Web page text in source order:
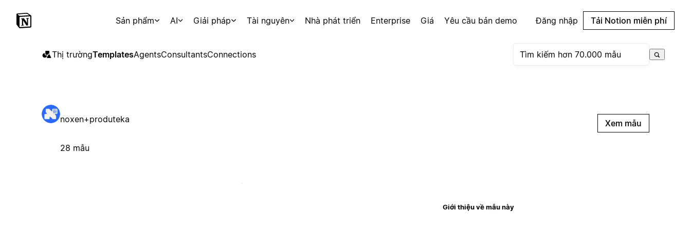
Sản phẩm AI Giải pháp Tài nguyên Nhà phát triển Enterprise Giá Yêu cầu bản demo Đăng nhập Tải Notion miễn phí
Thị trườngTemplatesAgentsConsultantsConnections
noxen+produteka
28 mẫu
Xem mẫu
Giới thiệu về mẫu này